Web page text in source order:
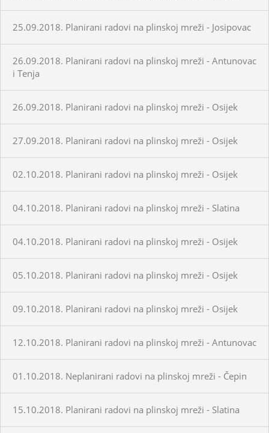
25.09.2018. Planirani radovi na plinskoj mreži - Josipovac
26.09.2018. Planirani radovi na plinskoj mreži - Antunovac
i Tenja
26.09.2018. Planirani radovi na plinskoj mreži - Osijek
27.09.2018. Planirani radovi na plinskoj mreži - Osijek
02.10.2018. Planirani radovi na plinskoj mreži - Osijek
04.10.2018. Planirani radovi na plinskoj mreži - Slatina
04.10.2018. Planirani radovi na plinskoj mreži - Osijek
05.10.2018. Planirani radovi na plinskoj mreži - Osijek
09.10.2018. Planirani radovi na plinskoj mreži - Osijek
12.10.2018. Planirani radovi na plinskoj mreži - Antunovac
01.10.2018. Neplanirani radovi na plinskoj mreži - Čepin
15.10.2018. Planirani radovi na plinskoj mreži - Slatina